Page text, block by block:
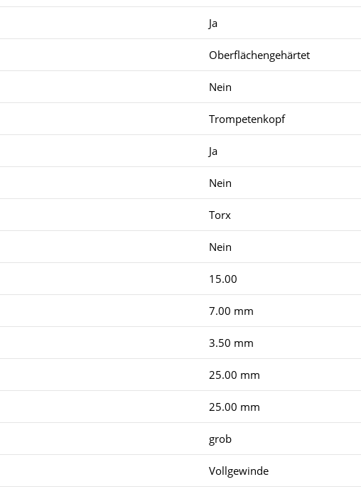
Ja
Oberflächengehärtet
Nein
Trompetenkopf
Ja
Nein
Torx
Nein
15.00
7.00 mm
3.50 mm
25.00 mm
25.00 mm
grob
Vollgewinde